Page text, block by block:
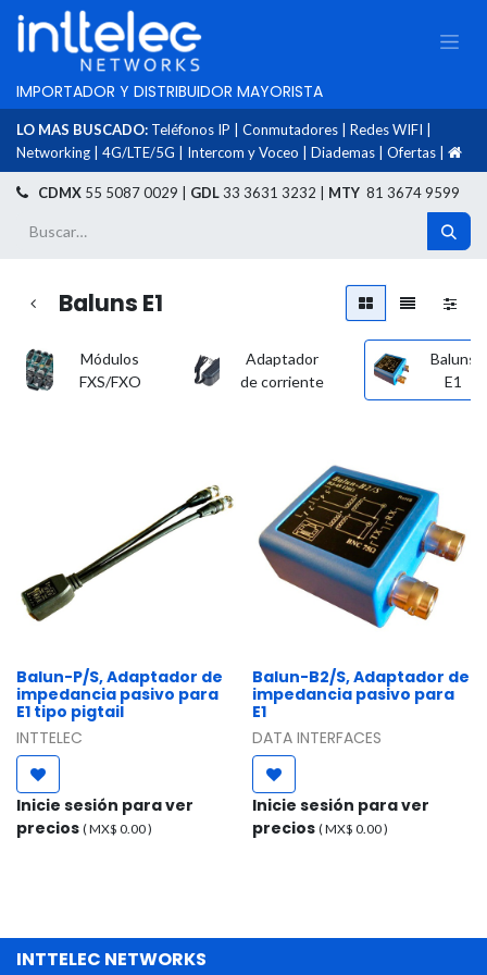
IMPORTADOR Y DISTRIBUIDOR MAYORISTA
LO MAS BUSCADO: Teléfonos IP Conmutadores Redes WIFI
Networking
4G/LTE/5G Intercom y Voceo Diademas Ofertas
CDMX 55 5087 0029 | GDL33 3631 3232 | MTY 81 3674 9599
Baluns E1
Módulos
FXS/FXO
Adaptador
de corriente
Baluns
E1
Balun-P/S, Adaptador de
impedancia pasivo para
E1 tipo pigtail
INTTELEC
Inicie sesión para ver
precios ( MX$ 0.00)
Balun-B2/S, Adaptador de
impedancia pasivo para
E1
DATA INTERFACES
Inicie sesión para ver
precios ( MX$ 0.00)
INTTELEC NETWORKS